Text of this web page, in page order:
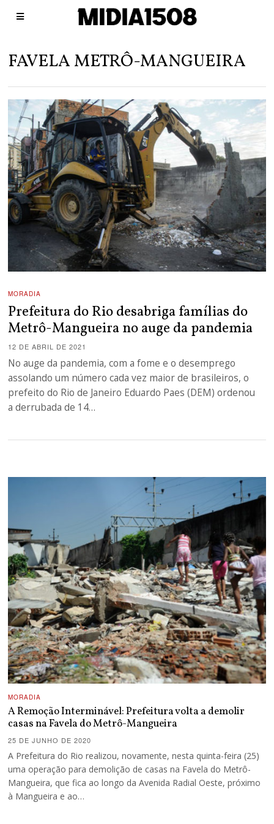
FAVELA METRÔ-MANGUEIRA
MORADIA
Prefeitura do Rio desabriga famílias do
Metrô-Mangueira no auge da pandemia
12 DE ABRIL DE 2021
No auge da pandemia, com a fome e o desemprego
assolando um número cada vez maior de brasileiros, o
prefeito do Rio de Janeiro Eduardo Paes (DEM) ordenou
a derrubada de 14…
MORADIA
A Remoção Interminável: Prefeitura volta a demolir
casas na Favela do Metrô-Mangueira
25 DE JUNHO DE 2020
A Prefeitura do Rio realizou, novamente, nesta quinta-feira (25)
uma operação para demolição de casas na Favela do Metrô-
Mangueira, que fica ao longo da Avenida Radial Oeste, próximo
à Mangueira e ao…